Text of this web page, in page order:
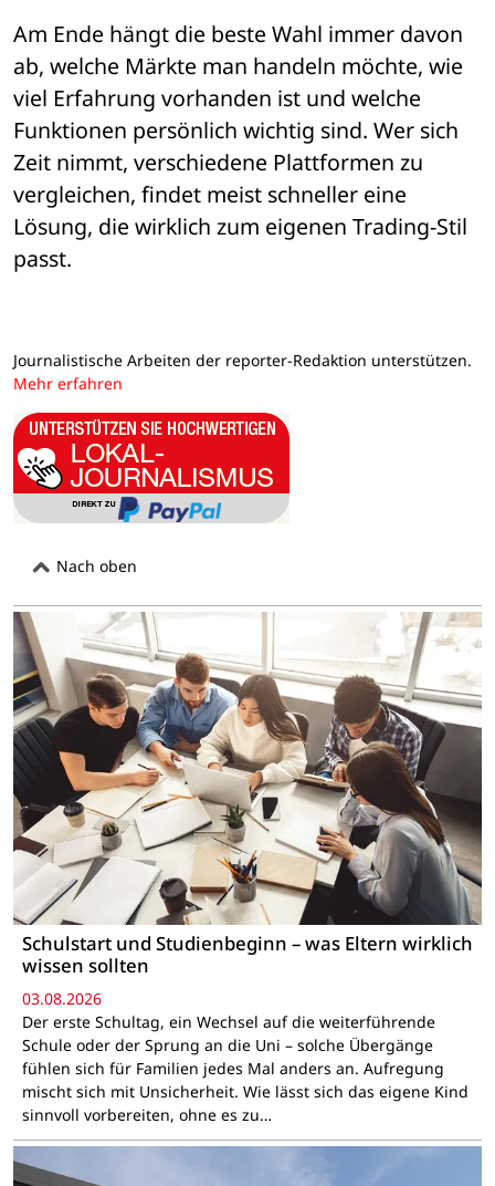
Am Ende hängt die beste Wahl immer davon
ab, welche Märkte man handeln möchte, wie
viel Erfahrung vorhanden ist und welche
Funktionen persönlich wichtig sind. Wer sich
Zeit nimmt, verschiedene Plattformen zu
vergleichen, findet meist schneller eine
Lösung, die wirklich zum eigenen Trading-Stil
passt.
Journalistische Arbeiten der reporter-Redaktion unterstützen.
Mehr erfahren
Nach oben
Schulstart und Studienbeginn – was Eltern wirklich
wissen sollten
03.08.2026
Der erste Schultag, ein Wechsel auf die weiterführende
Schule oder der Sprung an die Uni – solche Übergänge
fühlen sich für Familien jedes Mal anders an. Aufregung
mischt sich mit Unsicherheit. Wie lässt sich das eigene Kind
sinnvoll vorbereiten, ohne es zu…